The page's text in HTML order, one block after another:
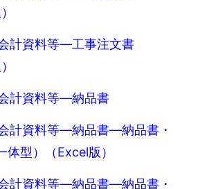
計資料等―工事注文書
計資料等―納品書
計資料等―納品書―納品書・
体型）（Excel版）
計資料等―納品書―納品書・